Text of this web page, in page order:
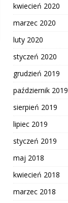
kwiecień 2020
marzec 2020
luty 2020
styczeń 2020
grudzień 2019
październik 2019
sierpień 2019
lipiec 2019
styczeń 2019
maj 2018
kwiecień 2018
marzec 2018